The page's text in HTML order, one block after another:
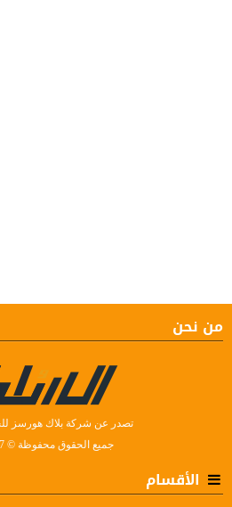
من نحن
تصدر عن شركة بلاك هورسز
جميع الحقوق محفوظة © 2017 - 2019
الأقسام